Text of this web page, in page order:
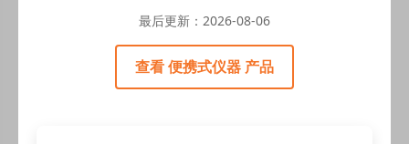
最后更新： 2026-08-06
查看 便携式仪器 产品